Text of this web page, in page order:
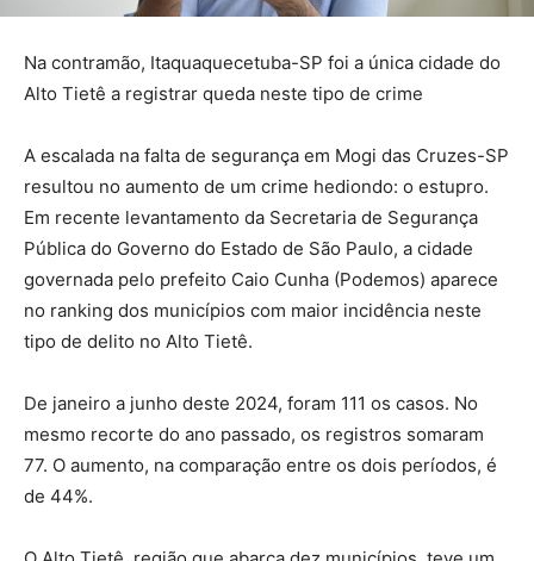
Na contramão, Itaquaquecetuba-SP foi a única cidade do
Alto Tietê a registrar queda neste tipo de crime
A escalada na falta de segurança em Mogi das Cruzes-SP
resultou no aumento de um crime hediondo: o estupro.
Em recente levantamento da Secretaria de Segurança
Pública do Governo do Estado de São Paulo, a cidade
governada pelo prefeito Caio Cunha (Podemos) aparece
no ranking dos municípios com maior incidência neste
tipo de delito no Alto Tietê.
De janeiro a junho deste 2024, foram 111 os casos. No
mesmo recorte do ano passado, os registros somaram
77. O aumento, na comparação entre os dois períodos, é
de 44%.